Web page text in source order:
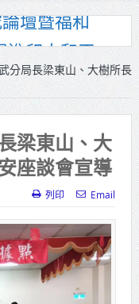
！ 蔣萬
位同仁
機器人」
邀市民走進
請村里長一
分局長梁東山、大樹所長
梁東山、大
座談會宣導
列印 Email